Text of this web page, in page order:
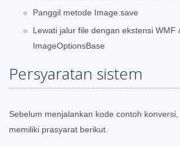
Panggil metode Image.save
Lewati jalur file dengan ekstensi WMF
ImageOptionsBase
Persyaratan sistem
Sebelum menjalankan kode contoh konversi,
memiliki prasyarat berikut.